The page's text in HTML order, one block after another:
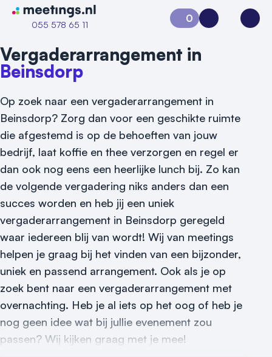
Naar home van Meetings
055 578 65 11
Vraag locatie aan
Locatiegids
Meld locatie aan
Nieuws
Reviews (5⭐️)
Contact
0
Aanvraag 0Inloggen
Vergaderarrangement in
Beinsdorp
Op zoek naar een vergaderarrangement in
Beinsdorp? Zorg dan voor een geschikte ruimte
die afgestemd is op de behoeften van jouw
bedrijf, laat koffie en thee verzorgen en regel er
dan ook nog eens een heerlijke lunch bij. Zo kan
de volgende vergadering niks anders dan een
succes worden en heb jij een uniek
vergaderarrangement in Beinsdorp geregeld
waar iedereen blij van wordt! Wij van meetings
helpen je graag bij het vinden van een bijzonder,
uniek en passend arrangement. Ook als je op
zoek bent naar een vergaderarrangement met
overnachting. Heb je al iets op het oog of heb je
nog geen idee wat bij jullie evenement zou
passen? Wij kijken graag met je mee!